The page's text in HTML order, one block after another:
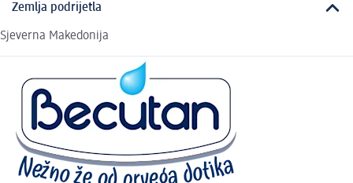
Zemlja podrijetla
Sjeverna Makedonija